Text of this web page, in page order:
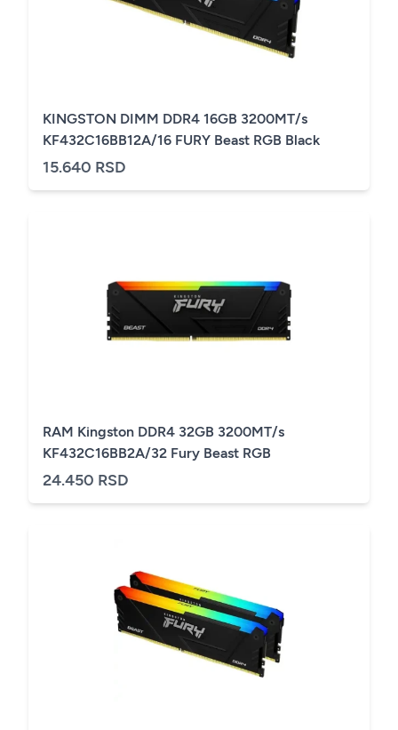
KINGSTON DIMM DDR4 16GB 3200MT/s
KF432C16BB12A/16 FURY Beast RGB Black
15.640 RSD
RAM Kingston DDR4 32GB 3200MT/s
KF432C16BB2A/32 Fury Beast RGB
24.450 RSD